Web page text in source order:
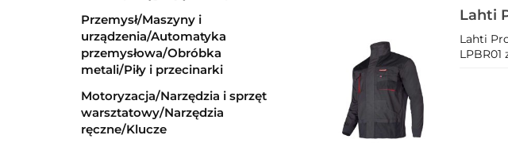
Przemysł/Maszyny i
urządzenia/Automatyka
przemysłowa/Obróbka
metali/Piły i przecinarki
Motoryzacja/Narzędzia i sprzęt
warsztatowy/Narzędzia
ręczne/Klucze
Lahti
Lahti